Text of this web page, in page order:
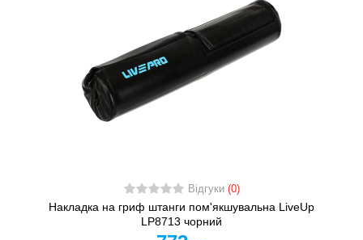
Відгуки (0)
Накладка на гриф штанги пом'якшувальна LiveUp
LP8713 чорний